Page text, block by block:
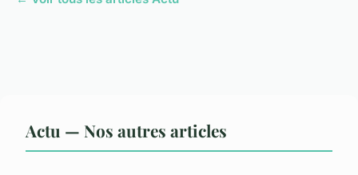
Actu — Nos autres articles